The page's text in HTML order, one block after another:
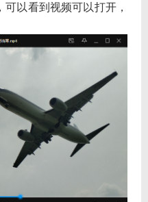
以看到视频可以打开，